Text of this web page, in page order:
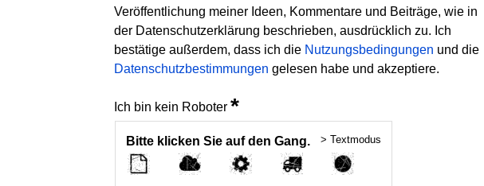
Veröffentlichung meiner Ideen, Kommentare und Beiträge, wie in
der Datenschutzerklärung beschrieben, ausdrücklich zu. Ich
bestätige außerdem, dass ich die Nutzungsbedingungen und die
Datenschutzbestimmungen gelesen habe und akzeptiere.
Ich bin kein Roboter *
Bitte klicken Sie auf den Gang. > Textmodus